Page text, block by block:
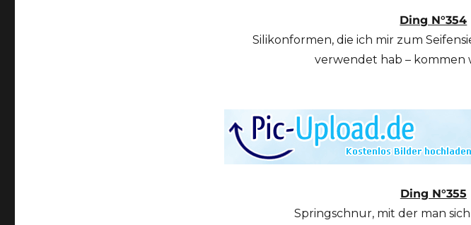
Ding N°354
Silikonformen, die ich mir zum
verwendet hab – kommen
Ding N°355
Springschnur, mit der man